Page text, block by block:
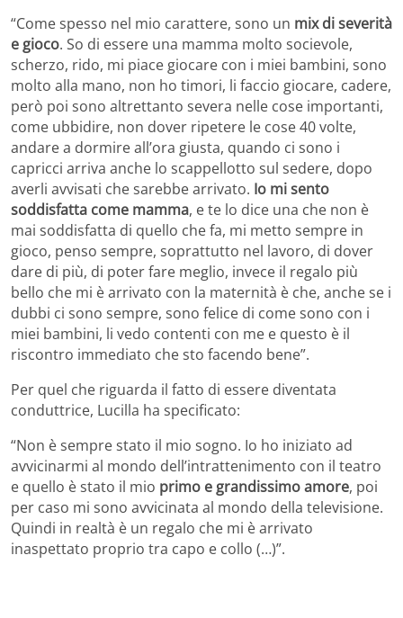
“Come spesso nel mio carattere, sono un mix di severità
e gioco. So di essere una mamma molto socievole,
scherzo, rido, mi piace giocare con i miei bambini, sono
molto alla mano, non ho timori, li faccio giocare, cadere,
però poi sono altrettanto severa nelle cose importanti,
come ubbidire, non dover ripetere le cose 40 volte,
andare a dormire all’ora giusta, quando ci sono i
capricci arriva anche lo scappellotto sul sedere, dopo
averli avvisati che sarebbe arrivato. Io mi sento
soddisfatta come mamma, e te lo dice una che non è
mai soddisfatta di quello che fa, mi metto sempre in
gioco, penso sempre, soprattutto nel lavoro, di dover
dare di più, di poter fare meglio, invece il regalo più
bello che mi è arrivato con la maternità è che, anche se i
dubbi ci sono sempre, sono felice di come sono con i
miei bambini, li vedo contenti con me e questo è il
riscontro immediato che sto facendo bene”.
Per quel che riguarda il fatto di essere diventata
conduttrice, Lucilla ha specificato:
“Non è sempre stato il mio sogno. Io ho iniziato ad
avvicinarmi al mondo dell’intrattenimento con il teatro
e quello è stato il mio primo e grandissimo amore, poi
per caso mi sono avvicinata al mondo della televisione.
Quindi in realtà è un regalo che mi è arrivato
inaspettato proprio tra capo e collo (…)”.